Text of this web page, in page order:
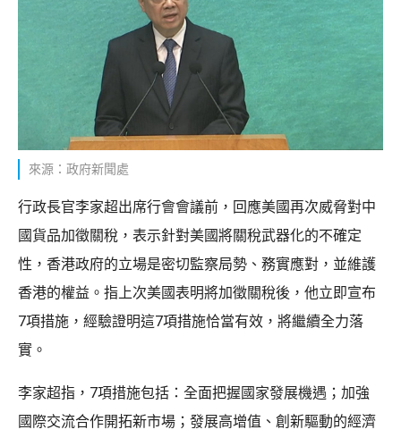
來源：政府新聞處
行政長官李家超出席行會會議前，回應美國再次威脅對中
國貨品加徵關稅，表示針對美國將關稅武器化的不確定
性，香港政府的立場是密切監察局勢、務實應對，並維護
香港的權益。指上次美國表明將加徵關稅後，他立即宣布
7項措施，經驗證明這7項措施恰當有效，將繼續全力落
實。
李家超指，7項措施包括：全面把握國家發展機遇；加強
國際交流合作開拓新市場；發展高增值、創新驅動的經濟